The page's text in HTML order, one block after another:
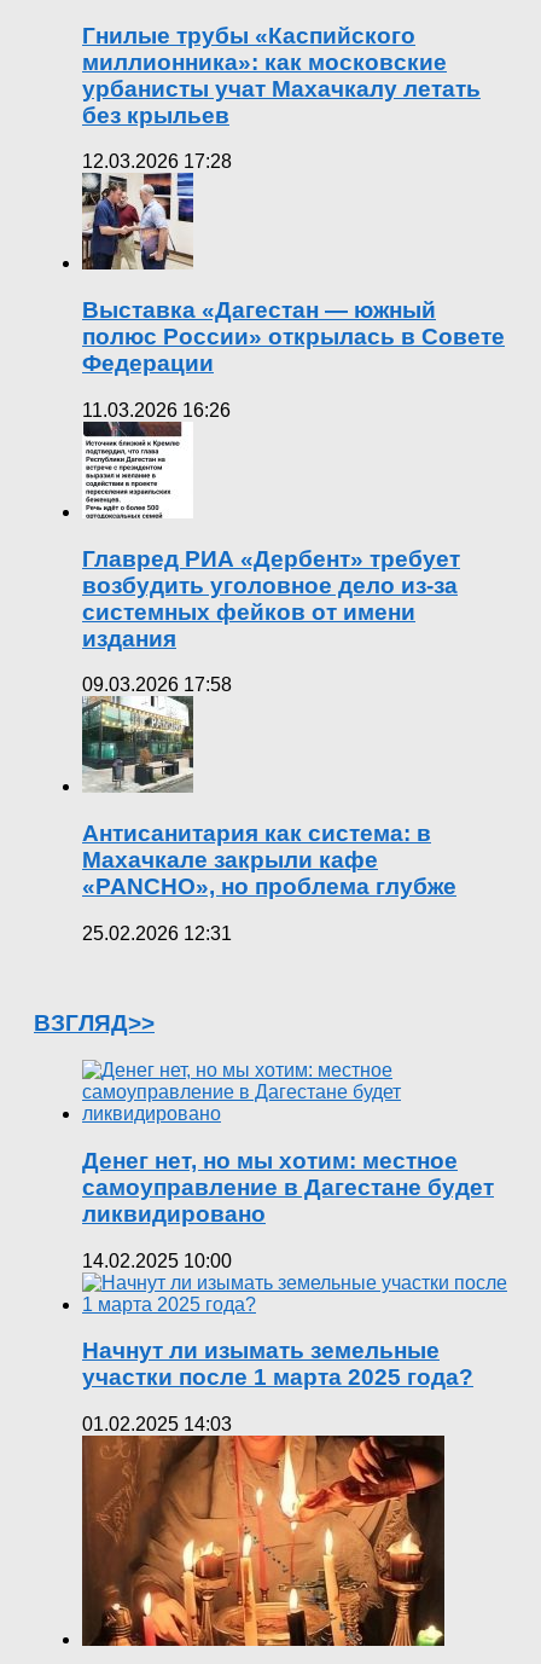
Гнилые трубы «Каспийского
миллионника»: как московские
урбанисты учат Махачкалу летать
без крыльев
12.03.2026 17:28
Выставка «Дагестан — южный
полюс России» открылась в Совете
Федерации
11.03.2026 16:26
Главред РИА «Дербент» требует
возбудить уголовное дело из-за
системных фейков от имени
издания
09.03.2026 17:58
Антисанитария как система: в
Махачкале закрыли кафе
«PANCHO», но проблема глубже
25.02.2026 12:31
ВЗГЛЯД>>
Денег нет, но мы хотим: местное
самоуправление в Дагестане будет
ликвидировано
14.02.2025 10:00
Начнут ли изымать земельные
участки после 1 марта 2025 года?
01.02.2025 14:03